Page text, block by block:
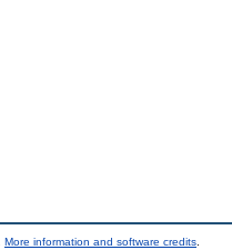
More information and software credits